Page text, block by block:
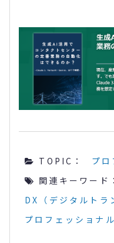
TOPIC：
プ
関連キーワード：
DX（デジタルトラ
プロフェッショナ